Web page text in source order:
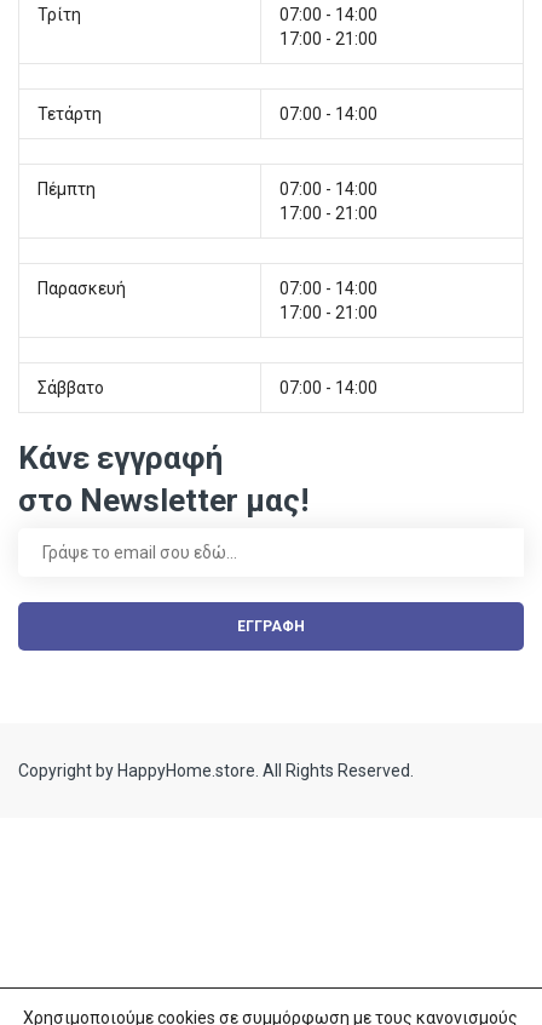
Τρίτη
07:00 - 14:00
17:00 - 21:00
Τετάρτη 07:00 - 14:00
Πέμπτη
07:00 - 14:00
17:00 - 21:00
Παρασκευή
07:00 - 14:00
17:00 - 21:00
Σάββατο 07:00 - 14:00
Κάνε εγγραφή
στο Newsletter μας!
ΕΓΓΡΑΦΗ
Copyright by HappyHome.store. All Rights Reserved.
Χρησιμοποιούμε cookies σε συμμόρφωση με τους κανονισμούς